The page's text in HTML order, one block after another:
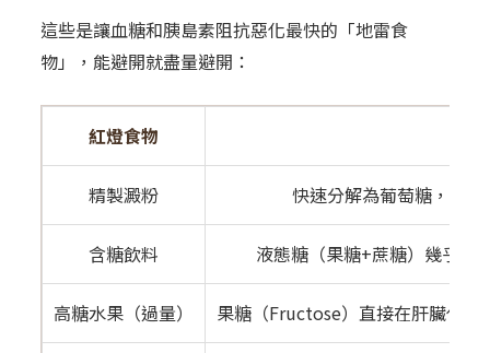
這些是讓血糖和胰島素阻抗惡化最快的「地雷食
物」，能避開就盡量避開：
紅燈食物
精製澱粉 快速分解為葡萄糖，GI
含糖飲料 液態糖（果糖+蔗糖）幾乎不
高糖水果（過量） 果糖（Fructose）直接在肝臟代謝